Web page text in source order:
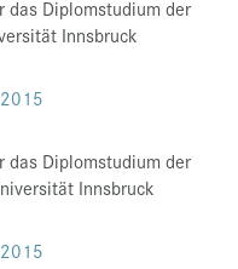
das Diplomstudium der
Innsbruck
das Diplomstudium der
Innsbruck